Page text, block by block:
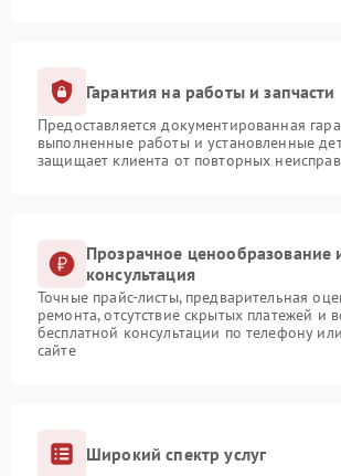
Гарантия на работы и запчасти
Предоставляется документированная
выполненные работы и установленные
защищает клиента от повторных
Прозрачное ценообразование
консультация
Точные прайс-листы, предварительная
ремонта, отсутствие скрытых платежей и
бесплатной консультации по телефону
сайте
Широкий спектр услуг